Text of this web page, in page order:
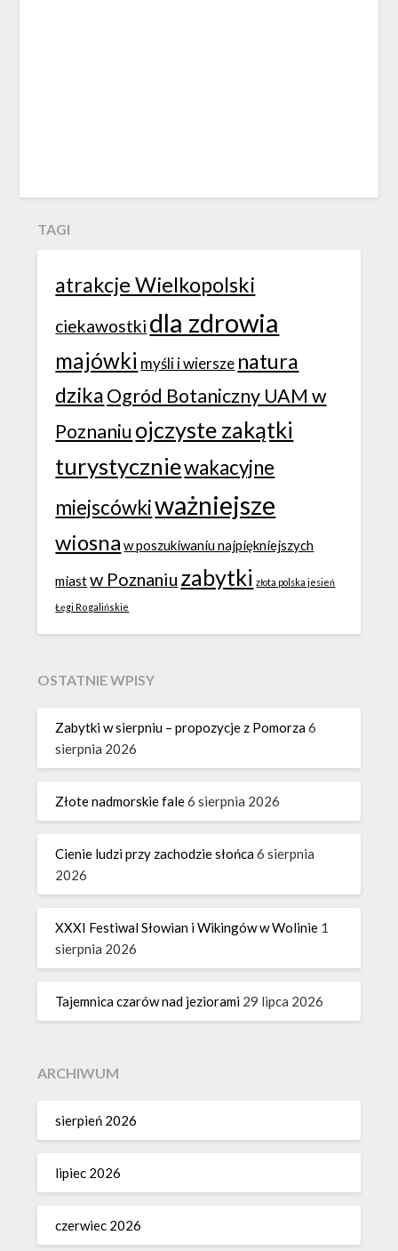
TAGI
atrakcje Wielkopolski
ciekawostki dla zdrowia
majówki myśli i wiersze natura
dzikaOgród Botaniczny UAM w
Poznaniu ojczyste zakątki
turystyczniewakacyjne
miejscówkiważniejsze
wiosna w poszukiwaniu najpiękniejszych
miastw Poznaniu zabytki złota polska jesień
Łęgi Rogalińskie
OSTATNIE WPISY
Zabytki w sierpniu – propozycje z Pomorza6
sierpnia 2026
Złote nadmorskie fale6 sierpnia 2026
Cienie ludzi przy zachodzie słońca6 sierpnia
2026
XXXI Festiwal Słowian i Wikingów w Wolinie 1
sierpnia 2026
Tajemnica czarów nad jeziorami 29 lipca 2026
ARCHIWUM
sierpień 2026
lipiec 2026
czerwiec 2026